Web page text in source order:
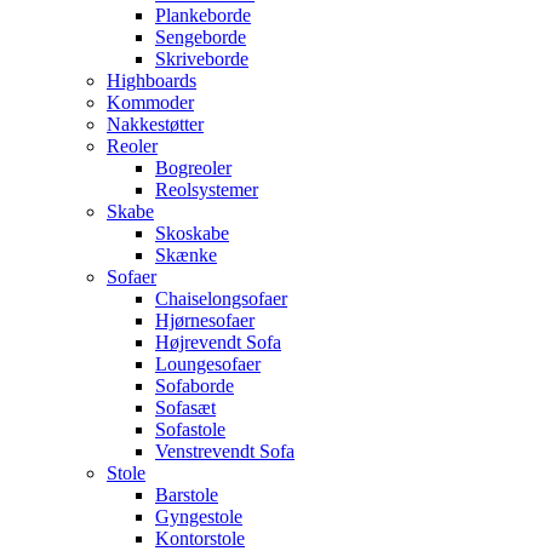
Plankeborde
Sengeborde
Skriveborde
Highboards
Kommoder
Nakkestøtter
Reoler
Bogreoler
Reolsystemer
Skabe
Skoskabe
Skænke
Sofaer
Chaiselongsofaer
Hjørnesofaer
Højrevendt Sofa
Loungesofaer
Sofaborde
Sofasæt
Sofastole
Venstrevendt Sofa
Stole
Barstole
Gyngestole
Kontorstole